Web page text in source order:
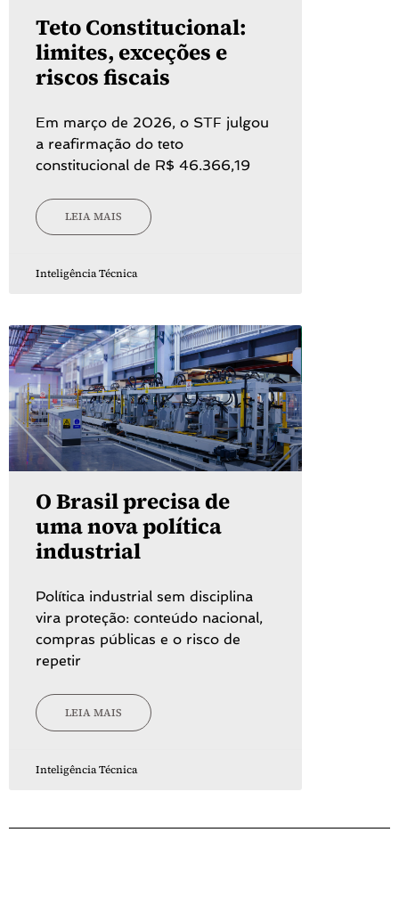
Teto Constitucional:
limites, exceções e
riscos fiscais
Em março de 2026, o STF julgou
a reafirmação do teto
constitucional de R$ 46.366,19
LEIA MAIS
Inteligência Técnica
O Brasil precisa de
uma nova política
industrial
Política industrial sem disciplina
vira proteção: conteúdo nacional,
compras públicas e o risco de
repetir
LEIA MAIS
Inteligência Técnica